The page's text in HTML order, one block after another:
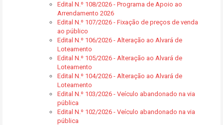
Edital N.º 108/2026 - Programa de Apoio ao
Arrendamento 2026
Edital N.º 107/2026 - Fixação de preços de venda
ao público
Edital N.º 106/2026 - Alteração ao Alvará de
Loteamento
Edital N.º 105/2026 - Alteração ao Alvará de
Loteamento
Edital N.º 104/2026 - Alteração ao Alvará de
Loteamento
Edital N.º 103/2026 - Veículo abandonado na via
pública
Edital N.º 102/2026 - Veículo abandonado na via
pública